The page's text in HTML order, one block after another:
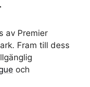
av Premier
Fram till dess
och